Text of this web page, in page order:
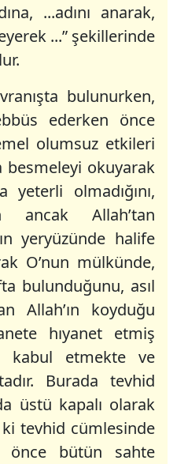
...adını anarak,
...” şekillerinde
bulunurken,
ederken önce
olumsuz etkileri
okuyarak
yeterli olmadığını,
Allah’tan
yeryüzünde halife
O’nun mülkünde,
bulunduğunu, asıl
Allah’ın koyduğu
hıyanet etmiş
kabul etmekte ve
Burada tevhid
üstü kapalı olarak
tevhid cümlesinde
önce bütün sahte